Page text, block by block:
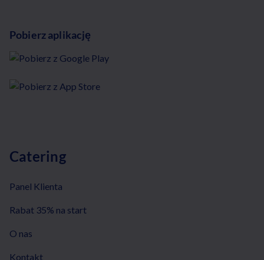
Pobierz aplikację
Catering
Panel Klienta
Rabat 35% na start
O nas
Kontakt